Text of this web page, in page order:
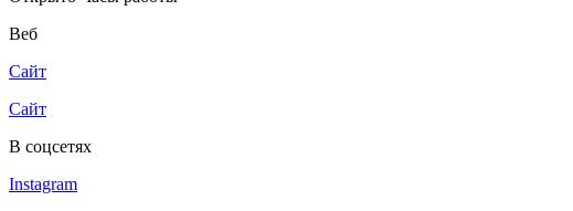
Веб
Сайт
Сайт
В соцсетях
Instagram